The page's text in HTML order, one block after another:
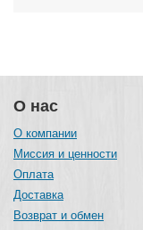
О нас
О компании
Миссия и ценности
Оплата
Доставка
Возврат и обмен